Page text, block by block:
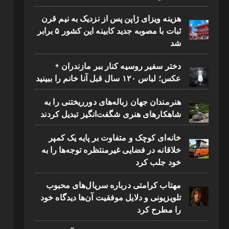
هزینه ویزای ژاپن پس از نزدیک به نیم قرن
ثبات با مصوبه جدید کابینه این کشور ۵ برابر
شد
دختر سفیر روسیه کنار ببر مازندران +
عکس؛ لباس ۱۲۰ سال قبل آنا خانم را ببینید
هنرمندان جهان زباله‌های دورریختنی را به
شاهکارهای هنری شگفت‌انگیز تبدیل کردند
خانه‌ای کوچک و متفاوت بر پایه یک کمپر
خلاقانه در فضایی غیرمنتظره توجه‌ها را به
خود جلب کرد
مهتاب کرامتی درباره سریال‌های محبوب
تلویزیونی و دلایل موفقیت آن‌ها دیدگاه خود
را مطرح کرد